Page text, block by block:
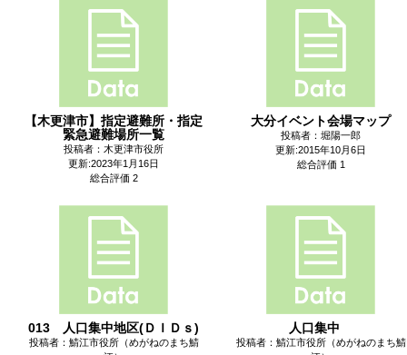
【木更津市】指定避難所・指定
緊急避難場所一覧
投稿者：木更津市役所
更新:2023年1月16日
総合評価 2
大分イベント会場マップ
投稿者：堀陽一郎
更新:2015年10月6日
総合評価 1
013 人口集中地区(ＤＩＤｓ)
投稿者：鯖江市役所（めがねのまち鯖
人口集中
投稿者：鯖江市役所（めがねのまち鯖